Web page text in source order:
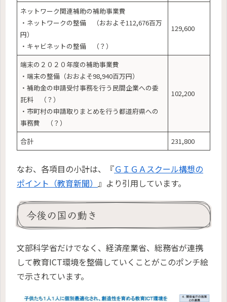
ネットワーク関連補助の補助事業費
・ネットワークの整備 （おおよそ112,676百万
円）
・キャビネットの整備 （？）
129,600
端末の２０２０年度の補助事業費
・端末の整備（おおよそ98,940百万円）
・補助金の申請受付事務を行う民間企業への委
託料 （？）
・市町村の申請取りまとめを行う都道府県への
事務費 （？）
102,200
合計 231,800
なお、各項目の小計は、『ＧＩＧＡスクール構想の
ポイント（教育新聞） 』より引用しています。
今後の国の動き
文部科学省だけでなく、経済産業省、総務省が連携
して教育ICT環境を整備していくことがこのポンチ絵
で示されています。